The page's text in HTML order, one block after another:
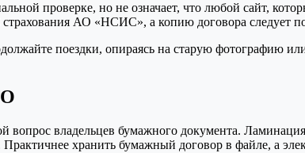
проверке, но не означает, что любой сайт,
АО «НСИС», а копию договора следует
поездки, опираясь на старую фотографию
вопрос владельцев бумажного документа.
Практичнее хранить бумажный договор в файле, а